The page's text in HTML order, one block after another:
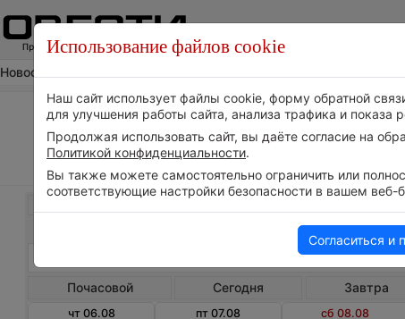
Новости погоды
Погода в Ангехакоте на
Почасовой Сегодня Завтра
чт 06.08 пт 07.08 сб 08.08
Использование файлов cookie
Наш сайт использует файлы cookie, форму обратной
для улучшения работы сайта, анализа трафика и показа
Продолжая использовать сайт, вы даёте согласие на
Политикой конфиденциальности.
Вы также можете самостоятельно ограничить или
соответствующие настройки безопасности в вашем веб-
Согласиться и